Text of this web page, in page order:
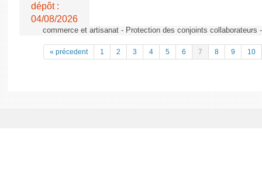
dépôt :
04/08/2026
commerce et artisanat - Protection des conjoints collaborateurs
« précedent 1 2 3 4 5 6 7 8 9 10